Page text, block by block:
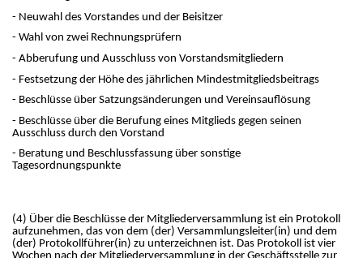
- Neuwahl des Vorstandes und der Beisitzer
- Wahl von zwei Rechnungsprüfern
- Abberufung und Ausschluss von Vorstandsmitgliedern
- Festsetzung der Höhe des jährlichen Mindestmitgliedsbeitrags
- Beschlüsse über Satzungsänderungen und Vereinsauflösung
- Beschlüsse über die Berufung eines Mitglieds gegen seinen
Ausschluss durch den Vorstand
- Beratung und Beschlussfassung über sonstige
Tagesordnungspunkte
(4) Über die Beschlüsse der Mitgliederversammlung ist ein Protokoll
aufzunehmen, das von dem (der) Versammlungsleiter(in) und dem
(der) Protokollführer(in) zu unterzeichnen ist. Das Protokoll ist vier